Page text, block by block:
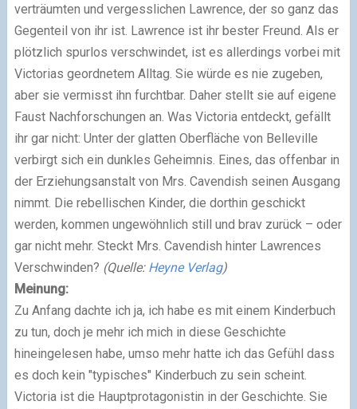
verträumten und vergesslichen Lawrence, der so ganz das
Gegenteil von ihr ist. Lawrence ist ihr bester Freund. Als er
plötzlich spurlos verschwindet, ist es allerdings vorbei mit
Victorias geordnetem Alltag. Sie würde es nie zugeben,
aber sie vermisst ihn furchtbar. Daher stellt sie auf eigene
Faust Nachforschungen an. Was Victoria entdeckt, gefällt
ihr gar nicht: Unter der glatten Oberfläche von Belleville
verbirgt sich ein dunkles Geheimnis. Eines, das offenbar in
der Erziehungsanstalt von Mrs. Cavendish seinen Ausgang
nimmt. Die rebellischen Kinder, die dorthin geschickt
werden, kommen ungewöhnlich still und brav zurück – oder
gar nicht mehr. Steckt Mrs. Cavendish hinter Lawrences
Verschwinden? (Quelle: Heyne Verlag)
Meinung:
Zu Anfang dachte ich ja, ich habe es mit einem Kinderbuch
zu tun, doch je mehr ich mich in diese Geschichte
hineingelesen habe, umso mehr hatte ich das Gefühl dass
es doch kein "typisches" Kinderbuch zu sein scheint.
Victoria ist die Hauptprotagonistin in der Geschichte. Sie